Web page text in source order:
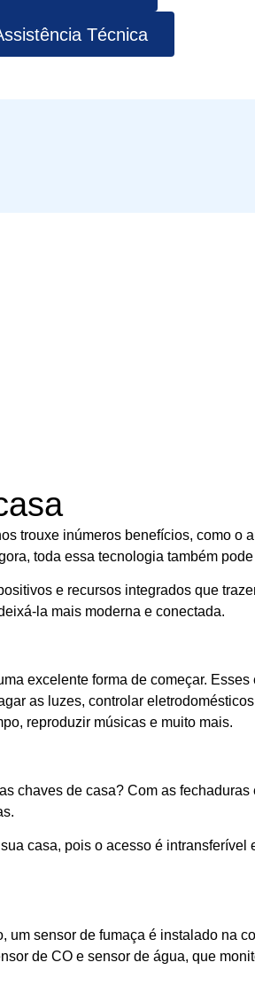
Técnica
trouxe inúmeros benefícios, como o
toda essa tecnologia também
e recursos integrados que
la mais moderna e conectada.
excelente forma de começar.
as luzes, controlar
reproduzir músicas e muito mais.
chaves de casa? Com as
casa, pois o acesso é
sensor de fumaça é instalado na
de CO e sensor de água, que